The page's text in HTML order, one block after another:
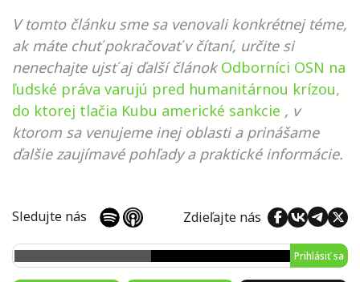
V tomto článku sme sa venovali konkrétnej téme,
ak máte chuť pokračovať v čítaní, určite si
nenechajte ujsť aj ďalší článok Odborníci OSN na
ľudské práva varujú pred humanitárnou krízou,
do ktorej tlačia Kubu americké sankcie , v
ktorom sa venujeme inej oblasti a prinášame
ďalšie zaujímavé pohľady a praktické informácie.
Sledujte nás Zdieľajte nás
Prihlásiť sa